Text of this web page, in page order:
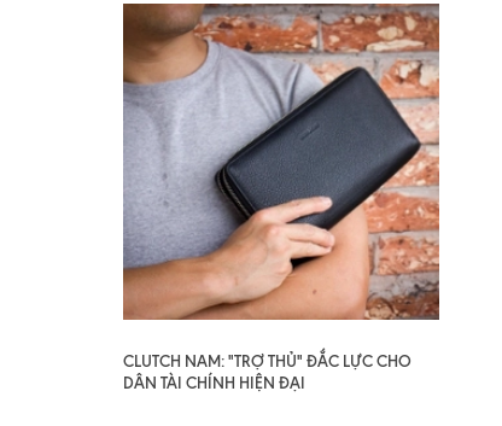
CLUTCH NAM: "TRỢ THỦ" ĐẮC LỰC CHO
DÂN TÀI CHÍNH HIỆN ĐẠI